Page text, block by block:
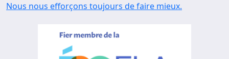
Nous nous efforçons toujours de faire mieux.